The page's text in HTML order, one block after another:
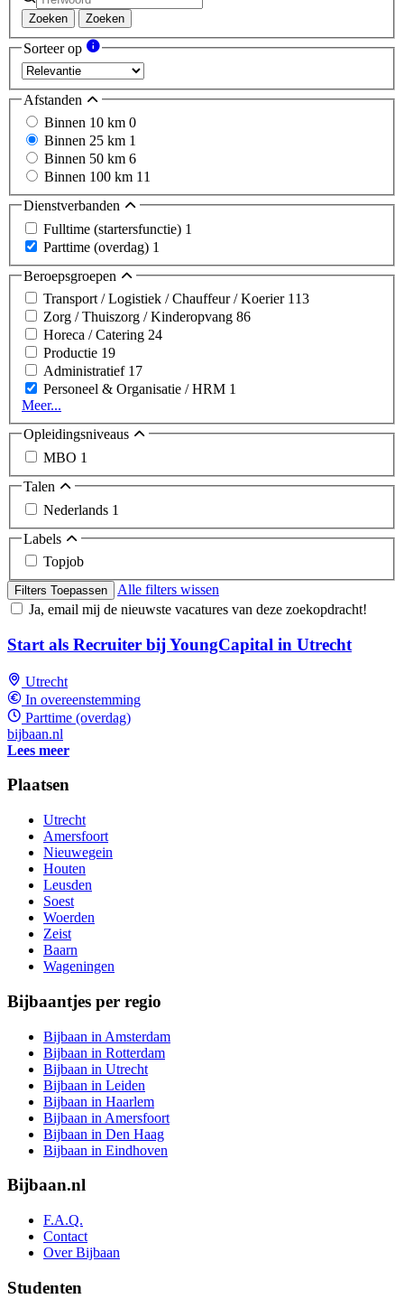
Zoeken Zoeken
Sorteer op
Afstanden
Binnen 10 km 0
Binnen 25 km 1
Binnen 50 km 6
Binnen 100 km 11
Dienstverbanden
Fulltime (startersfunctie) 1
Parttime (overdag) 1
Beroepsgroepen
Transport / Logistiek / Chauffeur / Koerier 113
Zorg / Thuiszorg / Kinderopvang 86
Horeca / Catering 24
Productie 19
Administratief 17
Personeel & Organisatie / HRM 1
Meer...
Opleidingsniveaus
MBO 1
Talen
Nederlands 1
Labels
Topjob
Filters Toepassen
Alle filters wissen
Ja, email mij de nieuwste vacatures van deze zoekopdracht!
Start als Recruiter bij YoungCapital in Utrecht
Utrecht
In overeenstemming
Parttime (overdag)
bijbaan.nl
Lees meer
Plaatsen
Utrecht
Amersfoort
Nieuwegein
Houten
Leusden
Soest
Woerden
Zeist
Baarn
Wageningen
Bijbaantjes per regio
Bijbaan in Amsterdam
Bijbaan in Rotterdam
Bijbaan in Utrecht
Bijbaan in Leiden
Bijbaan in Haarlem
Bijbaan in Amersfoort
Bijbaan in Den Haag
Bijbaan in Eindhoven
Bijbaan.nl
F.A.Q.
Contact
Over Bijbaan
Studenten